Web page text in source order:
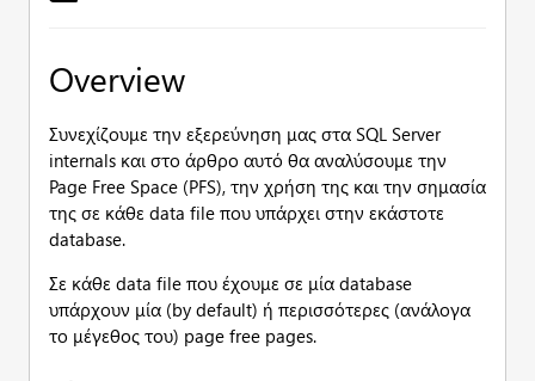
Overview
Συνεχίζουμε την εξερεύνηση μας στα SQL Server
internals και στο άρθρο αυτό θα αναλύσουμε την
Page Free Space (PFS), την χρήση της και την σημασία
της σε κάθε data file που υπάρχει στην εκάστοτε
database.
Σε κάθε data file που έχουμε σε μία database
υπάρχουν μία (by default) ή περισσότερες (ανάλογα
το μέγεθος του) page free pages.